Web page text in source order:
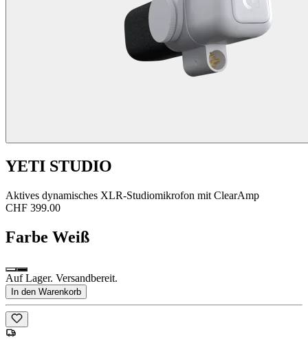
YETI STUDIO
Aktives dynamisches XLR-Studiomikrofon mit ClearAmp
CHF 399.00
Farbe Weiß
Auf Lager. Versandbereit.
In den Warenkorb